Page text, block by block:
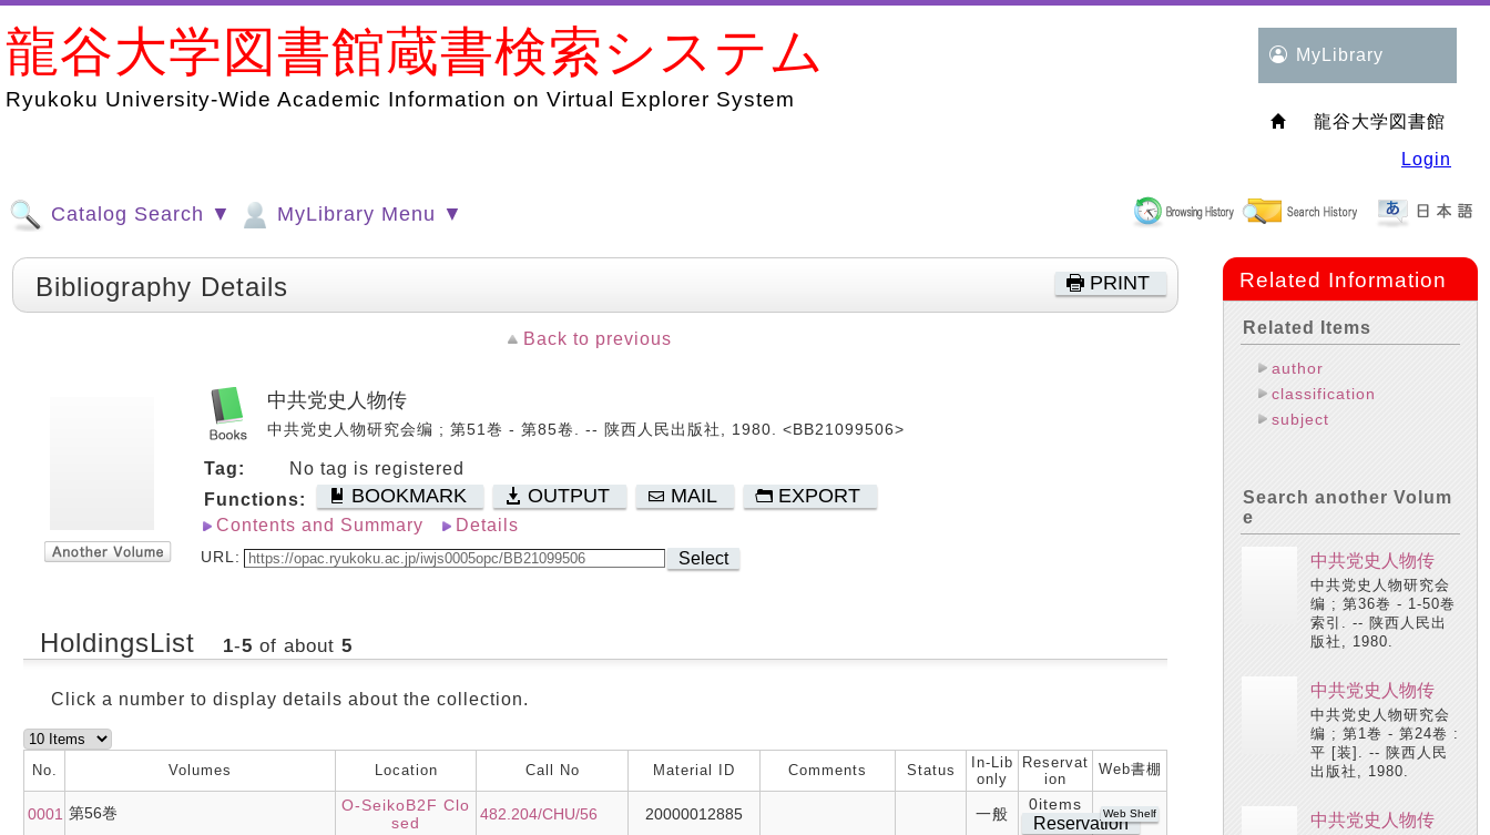
龍谷大学図書館蔵書検索システム
Ryukoku University-Wide Academic Information on Virtual Explorer System
MyLibrary
龍谷大学図書館
Login
Catalog Search ▼ MyLibrary Menu ▼
PRINT
Bibliography Details
Back to previous
中共党史人物传
中共党史人物研究会编 ; 第51巻 - 第85卷. -- 陕西人民出版社, 1980. <BB21099506>
Tag:
No tag is registered
Functions:
BOOKMARK OUTPUT MAIL EXPORT
Contents and Summary Details
URL: Select
HoldingsList 1-5 of about 5
Click a number to display details about the collection.
No. Volumes Location Call No Material ID Comments Status
In-Lib
only
Reservat
ion
Web書棚
0001 第56巻
O-SeikoB2F Clo
sed
482.204/CHU/56 20000012885 一般
0items
Reservation
Web Shelf
Related Information
Related Items
author
classification
subject
Search another Volum
e
中共党史人物传
中共党史人物研究会
编 ; 第36巻 - 1-50巻
索引. -- 陕西人民出
版社, 1980.
中共党史人物传
中共党史人物研究会
编 ; 第1巻 - 第24卷 :
平 [装]. -- 陕西人民
出版社, 1980.
中共党史人物传